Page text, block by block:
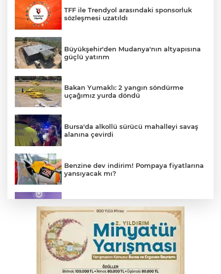
TFF ile Trendyol arasındaki sponsorluk
sözleşmesi uzatıldı
Büyükşehir'den Mudanya'nın altyapısına
güçlü yatırım
Bakan Yumaklı: 2 yangın söndürme
uçağımız yurda döndü
Bursa'da alkollü sürücü mahalleyi savaş
alanına çevirdi
Benzine dev indirim! Pompaya fiyatlarına
yansıyacak mı?
milletimize hayırlı olsun
Serbest piyasada döviz fiyatları